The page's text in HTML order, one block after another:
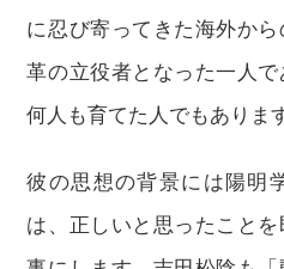
に忍び寄ってきた海外か
革の立役者となった一人
何人も育てた人でもありま
彼の思想の背景には陽明
は、正しいと思ったこと